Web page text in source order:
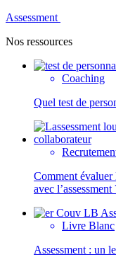
Assessment
Nos ressources
Coaching
Quel test de
Comment évaluer
avec l’assessment
Livre Blanc
Assessment : un